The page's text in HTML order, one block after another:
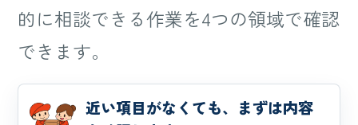
的に相談できる作業を4つの領域で確認
できます。
近い項目がなくても、まずは内容